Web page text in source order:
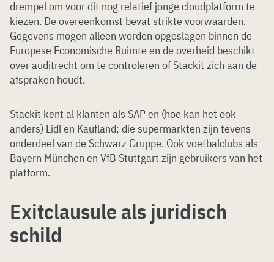
drempel om voor dit nog relatief jonge cloudplatform te
kiezen. De overeenkomst bevat strikte voorwaarden.
Gegevens mogen alleen worden opgeslagen binnen de
Europese Economische Ruimte en de overheid beschikt
over auditrecht om te controleren of Stackit zich aan de
afspraken houdt.
Stackit kent al klanten als SAP en (hoe kan het ook
anders) Lidl en Kaufland; die supermarkten zijn tevens
onderdeel van de Schwarz Gruppe. Ook voetbalclubs als
Bayern München en VfB Stuttgart zijn gebruikers van het
platform.
Exitclausule als juridisch
schild